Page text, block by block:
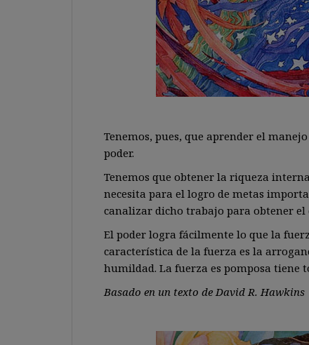
Tenemos, pues, que aprender el
poder.
Tenemos que obtener la riqueza
necesita para el logro de metas
canalizar dicho trabajo para obtener el
El poder logra fácilmente lo que la
característica de la fuerza es la
humildad. La fuerza es pomposa tiene
Basado en un texto de David R. Hawkins